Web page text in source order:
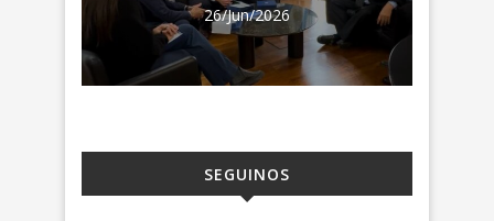
26/Jun/2026
SEGUINOS